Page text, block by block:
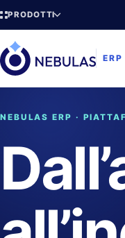
PRODOTTI
ERP
NEBULAS ERP ·